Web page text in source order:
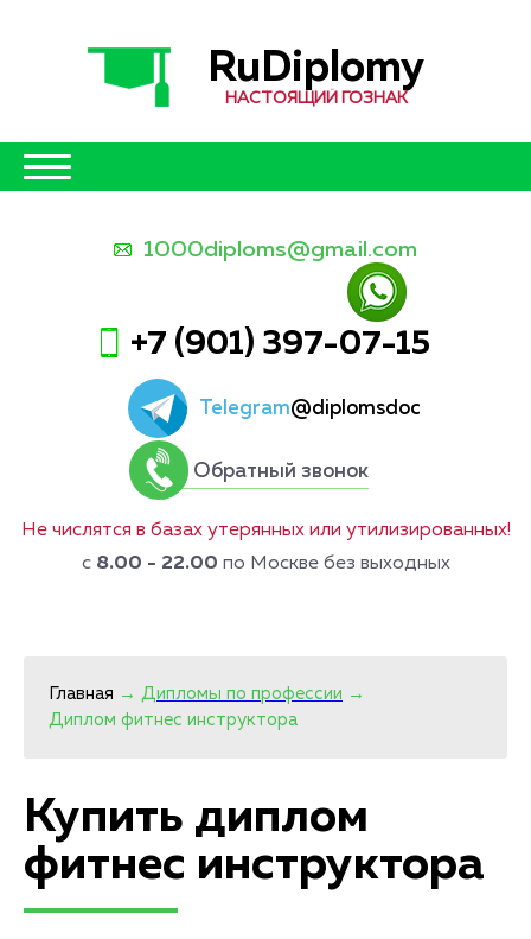
RuDiplomy
НАСТОЯЩИЙ ГОЗНАК
1000diploms@gmail.com
+7 (901) 397-07-15
Telegram@diplomsdoc
Обратный звонок
Не числятся в базах утерянных или утилизированных!
с 8.00 - 22.00 по Москве без выходных
Главная → Дипломы по профессии →
Диплом фитнес инструктора
Купить диплом
фитнес инструктора